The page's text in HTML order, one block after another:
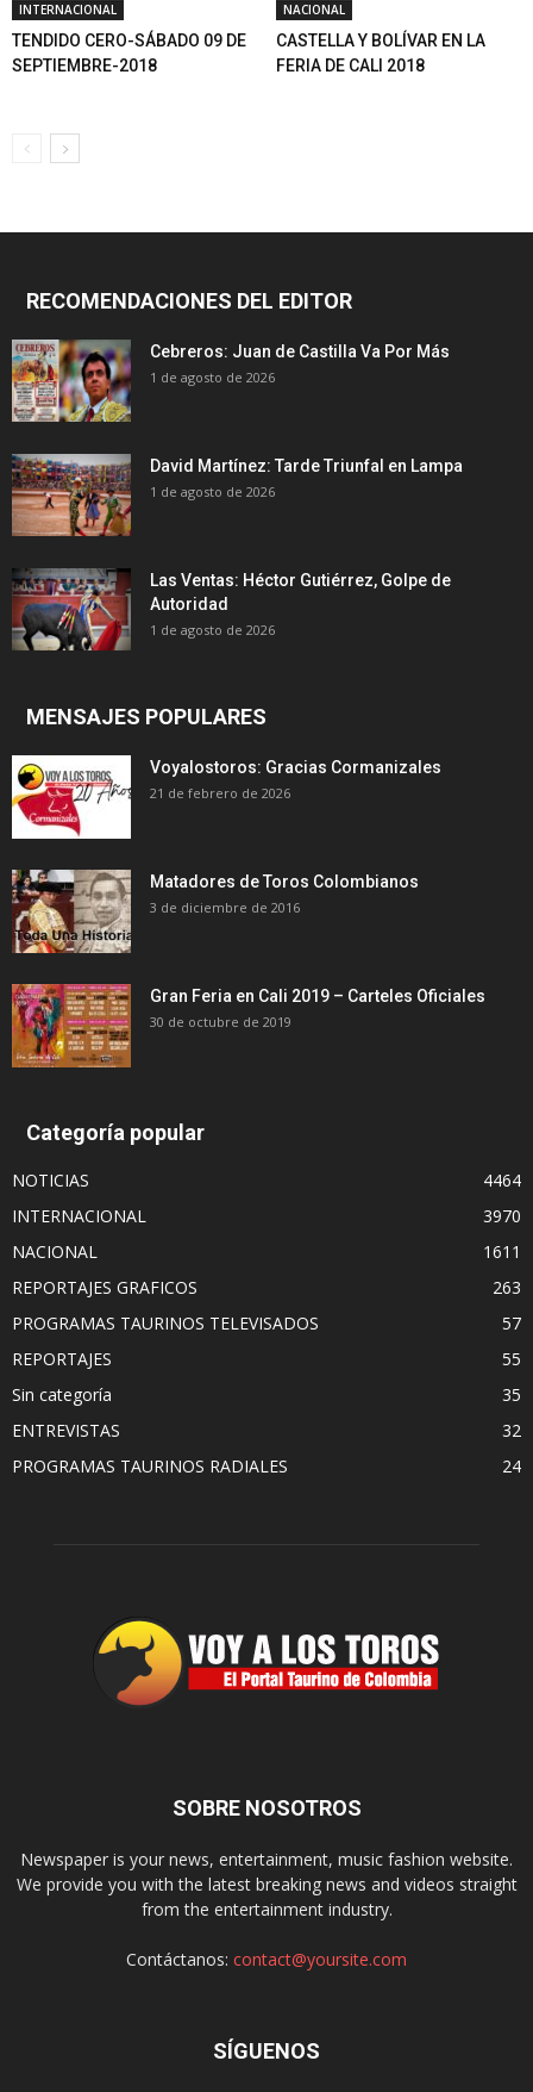
INTERNACIONAL
TENDIDO CERO-SÁBADO 09 DE
SEPTIEMBRE-2018
NACIONAL
CASTELLA Y BOLÍVAR EN LA
FERIA DE CALI 2018
RECOMENDACIONES DEL EDITOR
Cebreros: Juan de Castilla Va Por Más
1 de agosto de 2026
David Martínez: Tarde Triunfal en Lampa
1 de agosto de 2026
Las Ventas: Héctor Gutiérrez, Golpe de
Autoridad
1 de agosto de 2026
MENSAJES POPULARES
Voyalostoros: Gracias Cormanizales
21 de febrero de 2026
Matadores de Toros Colombianos
3 de diciembre de 2016
Gran Feria en Cali 2019 – Carteles Oficiales
30 de octubre de 2019
Categoría popular
NOTICIAS
4464
INTERNACIONAL
3970
NACIONAL
1611
REPORTAJES GRAFICOS
263
PROGRAMAS TAURINOS TELEVISADOS
57
REPORTAJES
55
Sin categoría
35
ENTREVISTAS
32
PROGRAMAS TAURINOS RADIALES
24
SOBRE NOSOTROS
Newspaper is your news, entertainment, music fashion website.
We provide you with the latest breaking news and videos straight
from the entertainment industry.
Contáctanos: contact@yoursite.com
SÍGUENOS